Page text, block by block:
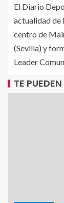
El Diario
actualidad de
centro de
(Sevilla) y
Leader
TE